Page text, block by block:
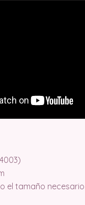
el tamaño